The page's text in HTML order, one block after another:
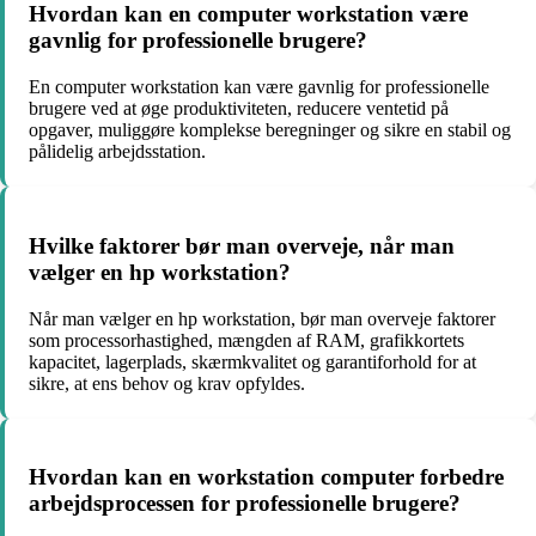
Hvordan kan en computer workstation være
gavnlig for professionelle brugere?
En computer workstation kan være gavnlig for professionelle
brugere ved at øge produktiviteten, reducere ventetid på
opgaver, muliggøre komplekse beregninger og sikre en stabil og
pålidelig arbejdsstation.
Hvilke faktorer bør man overveje, når man
vælger en hp workstation?
Når man vælger en hp workstation, bør man overveje faktorer
som processorhastighed, mængden af RAM, grafikkortets
kapacitet, lagerplads, skærmkvalitet og garantiforhold for at
sikre, at ens behov og krav opfyldes.
Hvordan kan en workstation computer forbedre
arbejdsprocessen for professionelle brugere?